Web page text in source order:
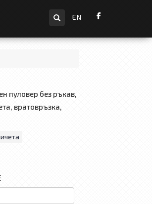
EN
пуловер без ръкав,
вратовръзка,